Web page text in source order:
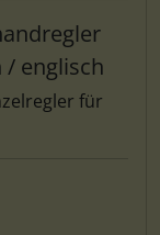
/ englisch
für